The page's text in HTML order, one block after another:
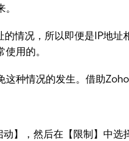
情况，所以即便是IP地
用的。
种情况的发生。借助Zoho
】，然后在【限制】中